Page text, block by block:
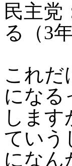
民主党
る（3
これだ
になる
しま
ていう
になん